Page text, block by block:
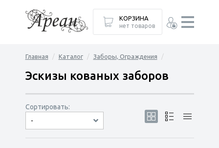
Главная Каталог Заборы, Ограждения
Эскизы кованых заборов
Сортировать:
-
по популярности
сначала дешёвые
сначала дорогие
КОРЗИНА
нет товаров